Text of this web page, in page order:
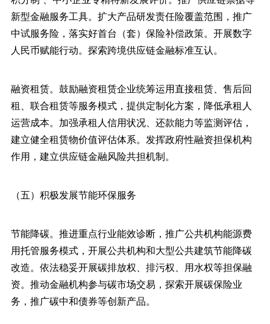
新型金融服务工具。扩大产品研发责任险覆盖范围，推广
中试服务险，落实好首台（套）保险补偿政策。开展数字
人民币赋能行动。探索跨境供应链金融标准互认。
融资租赁。鼓励融资租赁企业统筹运用直接租赁、售后回
租、联合租赁等服务模式，提供定制化方案，降低承租人
运营成本。加强承租人信用状况、还款能力等监测评估，
建立健全租赁物价值评估体系。发挥政府性融资担保机构
作用，建立供应链金融风险共担机制。
（五）积极发展节能环保服务
节能降碳。推进重点行业能效诊断，推广公共机构能源费
用托管服务模式，开展公共机构和大型公共建筑节能降碳
改造。依法稳妥开展碳排放权、排污权、用水权等担保融
资。推动金融机构参与碳市场交易，探索开展碳保险业
务，推广碳中和债券等创新产品。